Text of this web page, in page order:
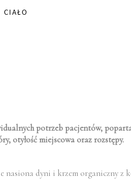
CIAŁO
potrzeb pacjentów,
otyłość miejscowa oraz rozstępy.
nasiona dyni i krzem organiczny z